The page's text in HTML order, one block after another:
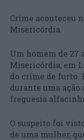
Crime aconteceu
Misericórdia.
Um homem de 27
Misericórdia, em
do crime de furto.
durante uma
freguesia
O suspeito foi
de uma mulher,